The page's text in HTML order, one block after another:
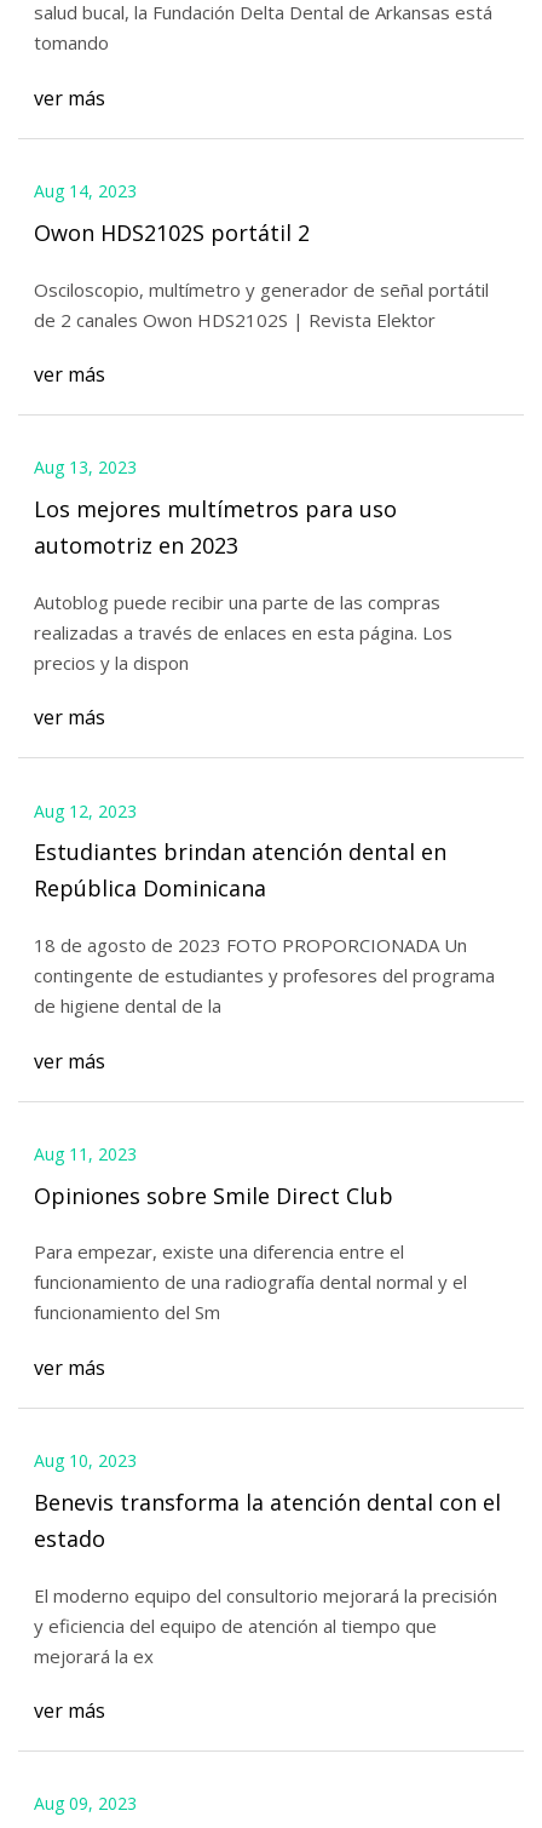
salud bucal, la Fundación Delta Dental de Arkansas está
tomando
ver más
Aug 14, 2023
Owon HDS2102S portátil 2
Osciloscopio, multímetro y generador de señal portátil
de 2 canales Owon HDS2102S | Revista Elektor
ver más
Aug 13, 2023
Los mejores multímetros para uso
automotriz en 2023
Autoblog puede recibir una parte de las compras
realizadas a través de enlaces en esta página. Los
precios y la dispon
ver más
Aug 12, 2023
Estudiantes brindan atención dental en
República Dominicana
18 de agosto de 2023 FOTO PROPORCIONADA Un
contingente de estudiantes y profesores del programa
de higiene dental de la
ver más
Aug 11, 2023
Opiniones sobre Smile Direct Club
Para empezar, existe una diferencia entre el
funcionamiento de una radiografía dental normal y el
funcionamiento del Sm
ver más
Aug 10, 2023
Benevis transforma la atención dental con el
estado
El moderno equipo del consultorio mejorará la precisión
y eficiencia del equipo de atención al tiempo que
mejorará la ex
ver más
Aug 09, 2023